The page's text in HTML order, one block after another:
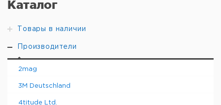
Каталог
Товары в наличии
Производители
2mag
3M Deutschland
4titude Ltd.
микро-печь,
1
Муфельная
микро-печь,
UK-вилка
1 6282348